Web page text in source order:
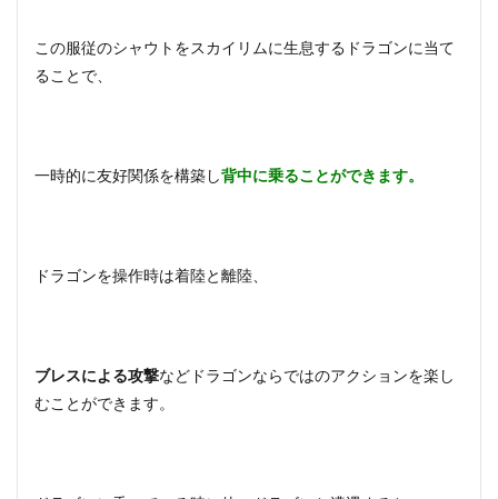
この服従のシャウトをスカイリムに生息するドラゴンに当て
ることで、
一時的に友好関係を構築し背中に乗ることができます。
ドラゴンを操作時は着陸と離陸、
ブレスによる攻撃などドラゴンならではのアクションを楽し
むことができます。